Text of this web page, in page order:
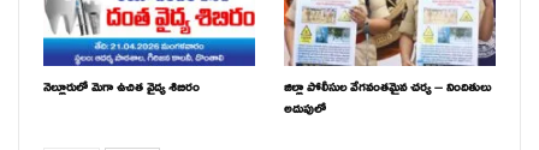
సరికొత్త హంగులు, అత్యాధునిక సదుపాయాలతో పోర్టులు, ఎయిర్ పోర్టులు,
జాతీయ రహదారులు, పారిశ్రామిక కారిడార్లు
ఈడీబీ నిధుల ద్వారా విశాఖ, చెన్నై కారిడార్లు కూడా త్వరగా అభివృద్ధి
నెల్లూరులో మెగా ఉచిత వైద్య శిబిరం
జిల్లా పోలీసుల వేగవంతమైన చర్య – నిందితులు
అదుపులో